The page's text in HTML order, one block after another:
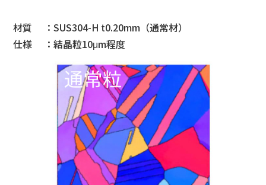
材質 ：SUS304-H t0.20mm（通常材）
仕様 ：結晶粒10μm程度